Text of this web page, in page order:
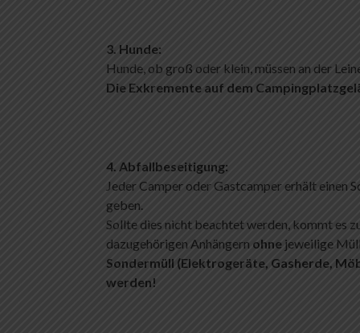
3. Hunde:
Hunde, ob groß oder klein, müssen an der
Die Exkremente auf dem
4. Abfallbeseitigung:
Jeder Camper oder Gastcamper erhält einen
geben.
Sollte dies nicht beachtet werden, kommt es
dazugehörigen Anhängern ohne jeweilige
Sondermüll (Elektrogeräte, Gasherde,
werden!